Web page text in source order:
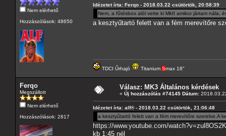
Nem elérhető
Hozzászólások: 48650
Idézetet írta: Ferqo - 2018.03.22 csütörtök, 20:58:39
Nem, a fűtésbox alól vette ki MkII amikor jártam nála,
a kesztyűtartó felett van a fém merevítőre
TDCI Űrhajó Titanium Smax 18"
Ferqo
Megszállott
Nem elérhető
Hozzászólások: 2817
Válasz: MK3 Általános kérdések
« Új hozzászólás #74145 Dátum:
Idézetet írta: alf® - 2018.03.22 csütörtök, 21:06:48
a kesztyűtartó felett van a fém merevítőre szerelve.A
https://www.youtube.com/
kb 1:45 nél